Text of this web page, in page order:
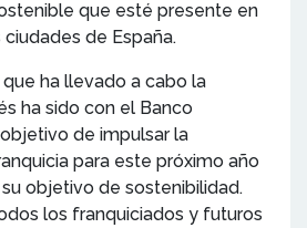
que esté presente en
de España.
ha llevado a cabo la
ha sido con el Banco
de impulsar la
para este próximo año
objetivo de sostenibilidad.
los franquiciados y futuros